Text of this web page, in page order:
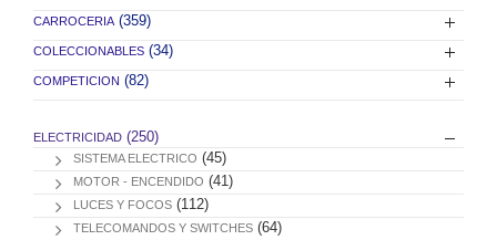
CARROCERIA (359)
COLECCIONABLES (34)
COMPETICION (82)
ELECTRICIDAD (250)
SISTEMA ELECTRICO (45)
MOTOR - ENCENDIDO (41)
LUCES Y FOCOS (112)
TELECOMANDOS Y SWITCHES (64)